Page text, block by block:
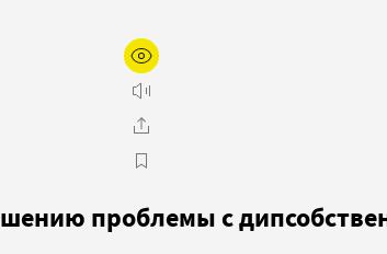
проблемы с